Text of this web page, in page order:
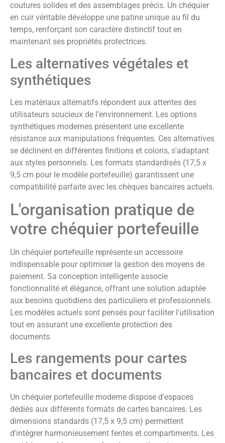
coutures solides et des assemblages précis. Un chéquier
en cuir véritable développe une patine unique au fil du
temps, renforçant son caractère distinctif tout en
maintenant ses propriétés protectrices.
Les alternatives végétales et
synthétiques
Les matériaux alternatifs répondent aux attentes des
utilisateurs soucieux de l'environnement. Les options
synthétiques modernes présentent une excellente
résistance aux manipulations fréquentes. Ces alternatives
se déclinent en différentes finitions et coloris, s'adaptant
aux styles personnels. Les formats standardisés (17,5 x
9,5 cm pour le modèle portefeuille) garantissent une
compatibilité parfaite avec les chèques bancaires actuels.
L'organisation pratique de
votre chéquier portefeuille
Un chéquier portefeuille représente un accessoire
indispensable pour optimiser la gestion des moyens de
paiement. Sa conception intelligente associe
fonctionnalité et élégance, offrant une solution adaptée
aux besoins quotidiens des particuliers et professionnels.
Les modèles actuels sont pensés pour faciliter l'utilisation
tout en assurant une excellente protection des
documents.
Les rangements pour cartes
bancaires et documents
Un chéquier portefeuille moderne dispose d'espaces
dédiés aux différents formats de cartes bancaires. Les
dimensions standards (17,5 x 9,5 cm) permettent
d'intégrer harmonieusement fentes et compartiments. Les